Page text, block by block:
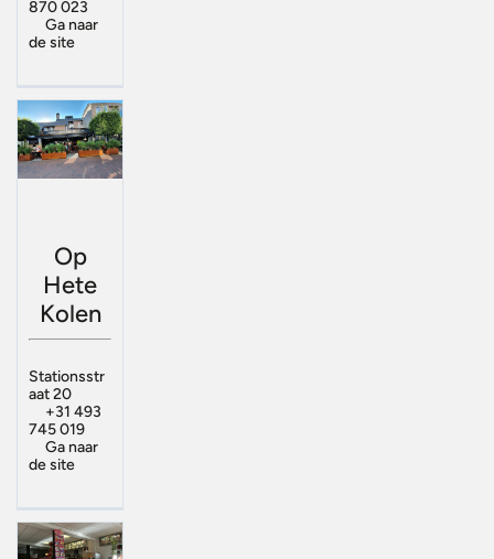
870 023
Ga naar
de site
Op
Hete
Kolen
Stationsstr
aat 20
+31 493
745 019
Ga naar
de site